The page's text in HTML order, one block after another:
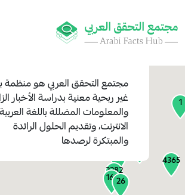
127
45
2282
4365
26
1
161
مجتمع التحقق العربيهو منظمة
غير ربحية معنية بدراسة الأخبار
والمعلومات المضللة باللغة
الانترنت، وتقديم الحلول الرائدة
والمبتكرة لرصدها